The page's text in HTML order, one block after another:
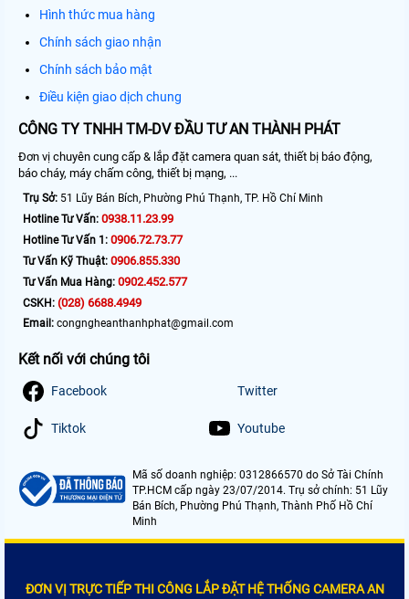
Hình thức mua hàng
Chính sách giao nhận
Chính sách bảo mật
Điều kiện giao dịch chung
CÔNG TY TNHH TM-DV ĐẦU TƯ AN THÀNH PHÁT
Đơn vị chuyên cung cấp & lắp đặt camera quan sát, thiết bị báo động,
báo cháy, máy chấm công, thiết bị mạng, ...
Trụ Sở: 51 Lũy Bán Bích, Phường Phú Thạnh, TP. Hồ Chí Minh
Hotline Tư Vấn: 0938.11.23.99
Hotline Tư Vấn 1: 0906.72.73.77
Tư Vấn Kỹ Thuật: 0906.855.330
Tư Vấn Mua Hàng: 0902.452.577
CSKH: (028) 6688.4949
Email: congngheanthanhphat@gmail.com
Kết nối với chúng tôi
Facebook Twitter
Tiktok Youtube
Mã số doanh nghiệp: 0312866570 do Sở Tài Chính
TP.HCM cấp ngày 23/07/2014. Trụ sở chính: 51 Lũy
Bán Bích, Phường Phú Thạnh, Thành Phố Hồ Chí
Minh
ĐƠN VỊ TRỰC TIẾP THI CÔNG LẮP ĐẶT HỆ THỐNG CAMERA AN